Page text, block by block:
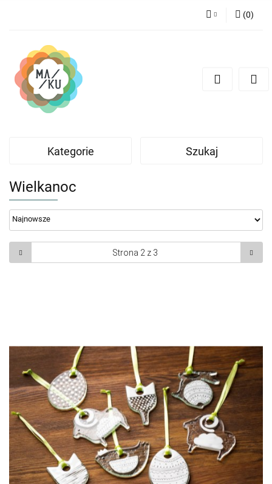
Dodaj zgłoszenie
(0)
Kategorie Szukaj
Wielkanoc